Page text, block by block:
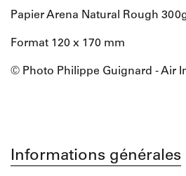
Papier Arena Natural Rough
Format 120 x 170 mm
© Photo Philippe Guignard - Air
Informations générales